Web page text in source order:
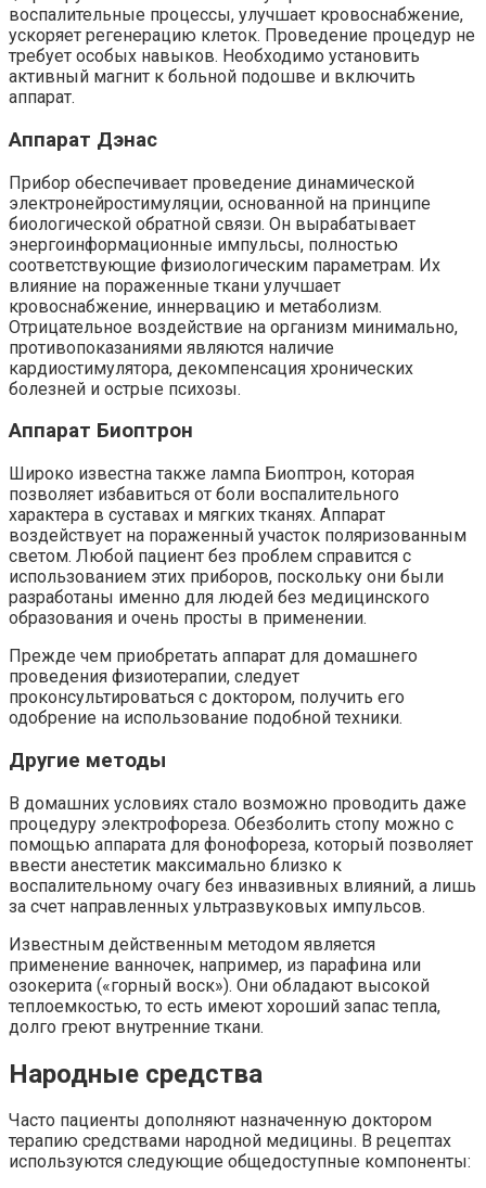
воспалительные процессы, улучшает кровоснабжение,
ускоряет регенерацию клеток. Проведение процедур не
требует особых навыков. Необходимо установить
активный магнит к больной подошве и включить
аппарат.
Аппарат Дэнас
Прибор обеспечивает проведение динамической
электронейростимуляции, основанной на принципе
биологической обратной связи. Он вырабатывает
энергоинформационные импульсы, полностью
соответствующие физиологическим параметрам. Их
влияние на пораженные ткани улучшает
кровоснабжение, иннервацию и метаболизм.
Отрицательное воздействие на организм минимально,
противопоказаниями являются наличие
кардиостимулятора, декомпенсация хронических
болезней и острые психозы.
Аппарат Биоптрон
Широко известна также лампа Биоптрон, которая
позволяет избавиться от боли воспалительного
характера в суставах и мягких тканях. Аппарат
воздействует на пораженный участок поляризованным
светом. Любой пациент без проблем справится с
использованием этих приборов, поскольку они были
разработаны именно для людей без медицинского
образования и очень просты в применении.
Прежде чем приобретать аппарат для домашнего
проведения физиотерапии, следует
проконсультироваться с доктором, получить его
одобрение на использование подобной техники.
Другие методы
В домашних условиях стало возможно проводить даже
процедуру электрофореза. Обезболить стопу можно с
помощью аппарата для фонофореза, который позволяет
ввести анестетик максимально близко к
воспалительному очагу без инвазивных влияний, а лишь
за счет направленных ультразвуковых импульсов.
Известным действенным методом является
применение ванночек, например, из парафина или
озокерита («горный воск»). Они обладают высокой
теплоемкостью, то есть имеют хороший запас тепла,
долго греют внутренние ткани.
Народные средства
Часто пациенты дополняют назначенную доктором
терапию средствами народной медицины. В рецептах
используются следующие общедоступные компоненты: